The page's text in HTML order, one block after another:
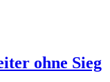
ohne Sieg